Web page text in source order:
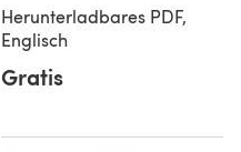
Herunterladbares PDF,
Englisch
Gratis